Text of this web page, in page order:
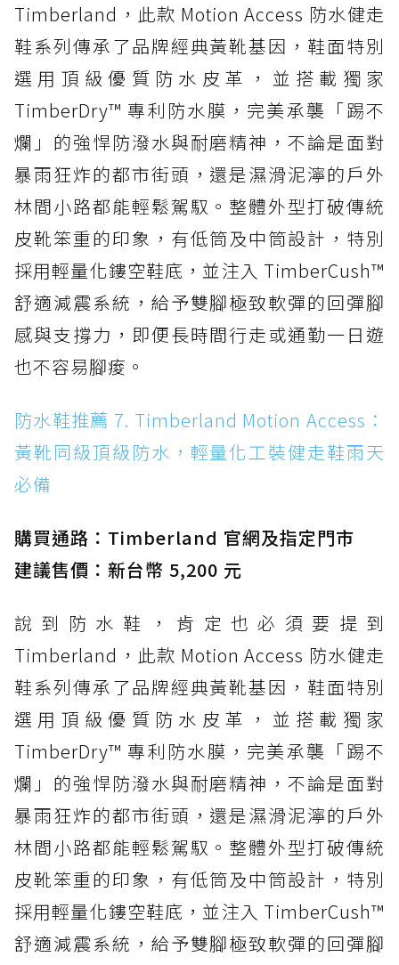
Timberland，此款 Motion Access 防水健走
鞋系列傳承了品牌經典黃靴基因，鞋面特別
選用頂級優質防水皮革，並搭載獨家
TimberDry™ 專利防水膜，完美承襲「踢不
爛」的強悍防潑水與耐磨精神，不論是面對
暴雨狂炸的都市街頭，還是濕滑泥濘的戶外
林間小路都能輕鬆駕馭。整體外型打破傳統
皮靴笨重的印象，有低筒及中筒設計，特別
採用輕量化鏤空鞋底，並注入 TimberCush™
舒適減震系統，給予雙腳極致軟彈的回彈腳
感與支撐力，即便長時間行走或通勤一日遊
也不容易腳痠。
防水鞋推薦 7. Timberland Motion Access：
黃靴同級頂級防水，輕量化工裝健走鞋雨天
必備
購買通路：Timberland 官網及指定門市
建議售價：新台幣 5,200 元
說到防水鞋，肯定也必須要提到
Timberland，此款 Motion Access 防水健走
鞋系列傳承了品牌經典黃靴基因，鞋面特別
選用頂級優質防水皮革，並搭載獨家
TimberDry™ 專利防水膜，完美承襲「踢不
爛」的強悍防潑水與耐磨精神，不論是面對
暴雨狂炸的都市街頭，還是濕滑泥濘的戶外
林間小路都能輕鬆駕馭。整體外型打破傳統
皮靴笨重的印象，有低筒及中筒設計，特別
採用輕量化鏤空鞋底，並注入 TimberCush™
舒適減震系統，給予雙腳極致軟彈的回彈腳